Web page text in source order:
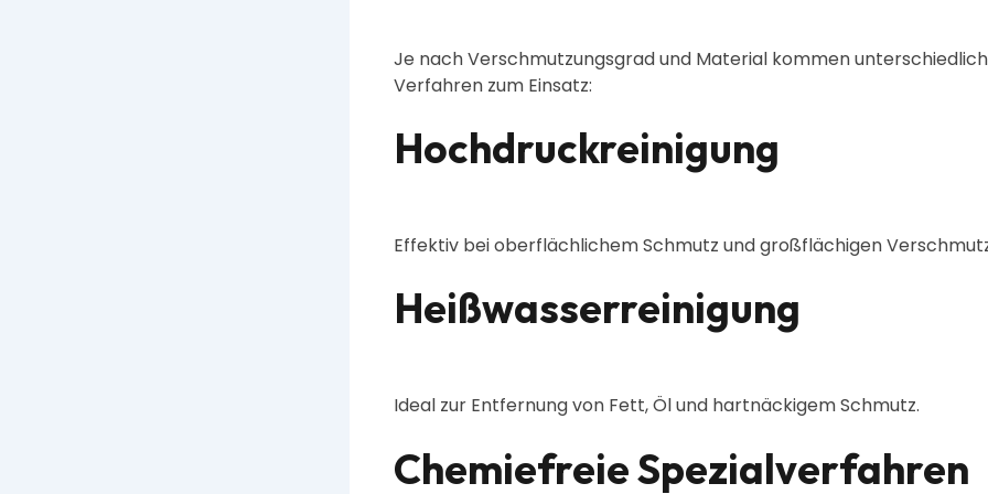
Je nach Verschmutzungsgrad und Material kommen
Verfahren zum Einsatz:
Hochdruckreinigung
Effektiv bei oberflächlichem Schmutz und großflächigen
Heißwasserreinigung
Ideal zur Entfernung von Fett, Öl und hartnäckigem Schmutz.
Chemiefreie Spezialverfahren